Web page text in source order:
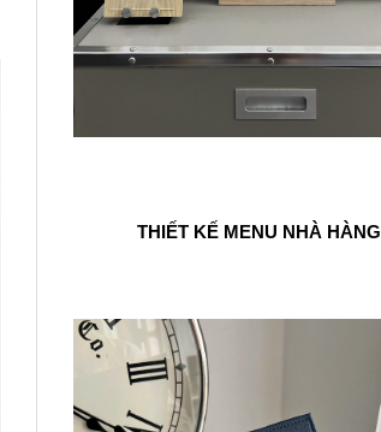
THIẾT KẾ MENU NHÀ HÀNG